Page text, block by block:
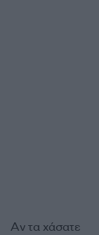
Αν τα χάσατε